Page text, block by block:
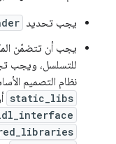
يجب تحديد
للتسلسل، ويجب
نظام التصميم
static_libs